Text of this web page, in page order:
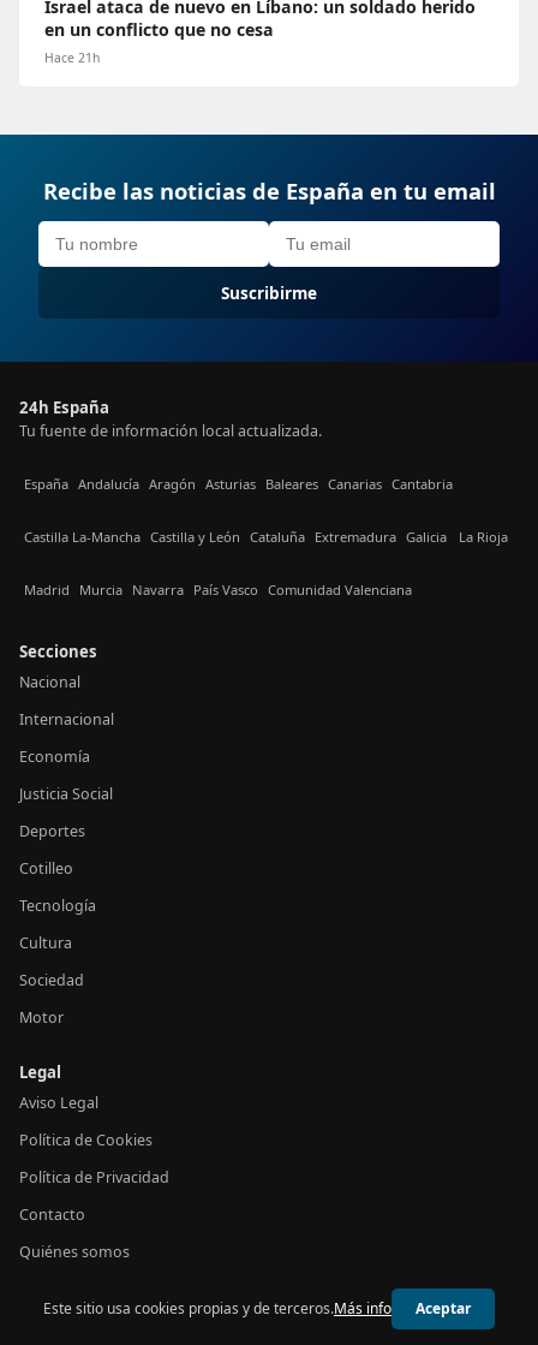
Israel ataca de nuevo en Líbano: un soldado herido
en un conflicto que no cesa
Hace 21h
Recibe las noticias de España en tu email
Suscribirme
24h España
Tu fuente de información local actualizada.
España Andalucía Aragón Asturias Baleares Canarias Cantabria
Castilla La-Mancha Castilla y León Cataluña Extremadura Galicia La Rioja
Madrid Murcia Navarra País Vasco Comunidad Valenciana
Secciones
Nacional
Internacional
Economía
Justicia Social
Deportes
Cotilleo
Tecnología
Cultura
Sociedad
Motor
Legal
Aviso Legal
Política de Cookies
Política de Privacidad
Contacto
Quiénes somos
© 2026 24h España
Este sitio usa cookies propias y de terceros.Más info Aceptar